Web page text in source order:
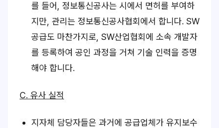
를 들어, 정보통신공사는 시에서 면허를 부여하
지만, 관리는 정보통신공사협회에서 합니다. SW
공급도 마찬가지로, SW산업협회에 소속 개발자
를 등록하여 공인 과정을 거쳐 기술 인력을 증명
해야 합니다.
C. 유사 실적
지자체 담당자들은 과거에 공급업체가 유지보수